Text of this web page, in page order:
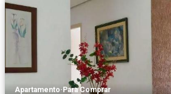
Apartamento· Para Comprar